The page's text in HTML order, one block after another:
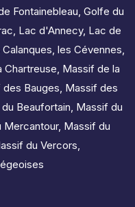
Fontainebleau, Golfe du
, Lac d'Annecy, Lac de
, les Cévennes,
Chartreuse, Massif de la
des Bauges, Massif des
Beaufortain, Massif du
Mercantour, Massif du
du Vercors,